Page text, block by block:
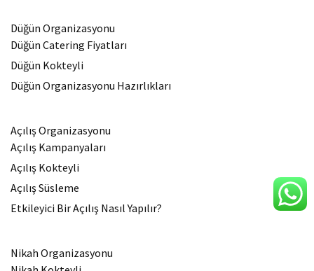
Düğün Organizasyonu
Düğün Catering Fiyatları
Düğün Kokteyli
Düğün Organizasyonu Hazırlıkları
Açılış Organizasyonu
Açılış Kampanyaları
Açılış Kokteyli
Açılış Süsleme
Etkileyici Bir Açılış Nasıl Yapılır?
Nikah Organizasyonu